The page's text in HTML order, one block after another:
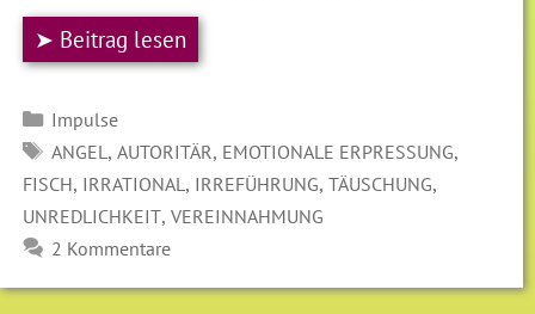
➤ Beitrag lesen
Kategorien
Impulse
SCHLAGWÖRTER
ANGEL , AUTORITÄR, EMOTIONALE ERPRESSUNG,
FISCH, IRRATIONAL , IRREFÜHRUNG,TÄUSCHUNG,
UNREDLICHKEIT,VEREINNAHMUNG
2 Kommentare